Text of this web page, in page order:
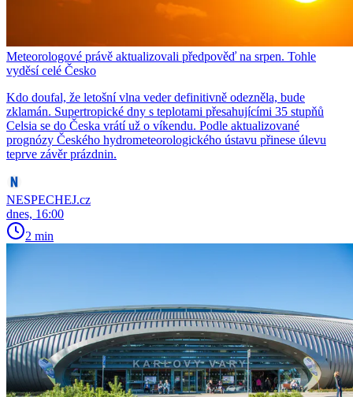
Meteorologové právě aktualizovali předpověď na srpen. Tohle
vyděsí celé Česko
Kdo doufal, že letošní vlna veder definitivně odezněla, bude
zklamán. Supertropické dny s teplotami přesahujícími 35 stupňů
Celsia se do Česka vrátí už o víkendu. Podle aktualizované
prognózy Českého hydrometeorologického ústavu přinese úlevu
teprve závěr prázdnin.
NESPECHEJ.cz
dnes, 16:00
2 min